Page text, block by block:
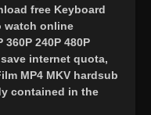
free Keyboard
watch online
240P 480P
internet quota,
MP4 MKV hardsub
contained in the